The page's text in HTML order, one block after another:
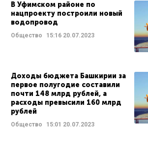
В Уфимском районе по
нацпроекту построили новый
водопровод
Общество 15:16 20.07.2023
Доходы бюджета Башкирии за
первое полугодие составили
почти 148 млрд рублей, а
расходы превысили 160 млрд
рублей
Общество 15:01 20.07.2023